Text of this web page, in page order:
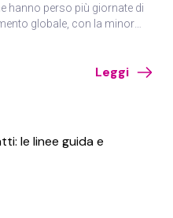
hanno perso più giornate di
globale, con la minor
Leggi